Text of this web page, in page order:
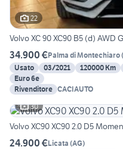
22
Volvo XC 90 XC90 B5 (d) AWD
34.900 €Palma di Montechiaro(
Usato
03/2021 120000 Km
Euro 6e
Rivenditore CACIAUTO
30
Volvo XC90 XC90 2.0 D5
24.900 €Licata (AG)